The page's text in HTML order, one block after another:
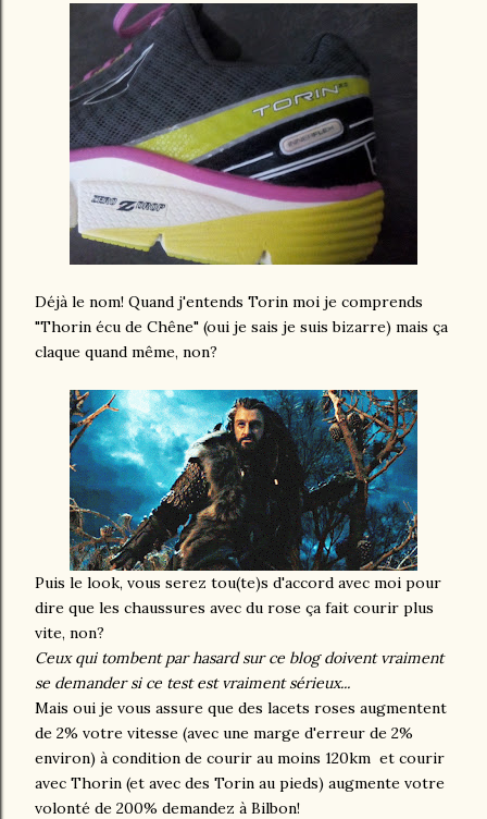
Déjà le nom! Quand j'entends Torin moi je comprends
"Thorin écu de Chêne" (oui je sais je suis bizarre) mais ça
claque quand même, non?
Puis le look, vous serez tou(te)s d'accord avec moi pour
dire que les chaussures avec du rose ça fait courir plus
vite, non?
Ceux qui tombent par hasard sur ce blog doivent vraiment
se demander si ce test est vraiment sérieux...
Mais oui je vous assure que des lacets roses augmentent
de 2% votre vitesse (avec une marge d'erreur de 2%
environ) à condition de courir au moins 120km et courir
avec Thorin (et avec des Torin au pieds) augmente votre
volonté de 200% demandez à Bilbon!